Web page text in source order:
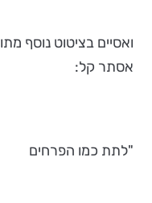
ואסיים בציטוט נוסף
אסתר קל:
"לתת כמו הפרחים